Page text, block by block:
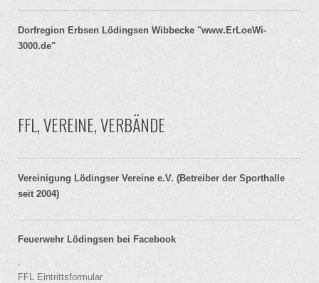
Dorfregion Erbsen Lödingsen Wibbecke "www.ErLoeWi-
3000.de"
FFL, VEREINE, VERBÄNDE
Vereinigung Lödingser Vereine e.V. (Betreiber der Sporthalle
seit 2004)
Feuerwehr Lödingsen bei Facebook
FFL Eintrittsformular